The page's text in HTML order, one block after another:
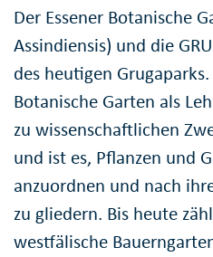
Der Essener Botanische
Assindiensis) und die
des heutigen
Botanische Garten als
zu wissenschaftlichen
und ist es, Pflanzen und
anzuordnen und nach
zu gliedern. Bis heute
westfälische